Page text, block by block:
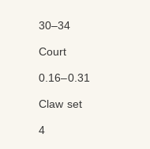
30–34
Court
0.16–0.31
Claw set
4